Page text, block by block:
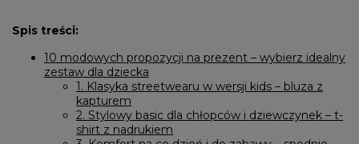
Spis treści:
10 modowych propozycji na prezent – wybierz idealny
zestaw dla dziecka
1. Klasyka streetwearu w wersji kids – bluza z
kapturem
2. Stylowy basic dla chłopców i dziewczynek – t-
shirt z nadrukiem